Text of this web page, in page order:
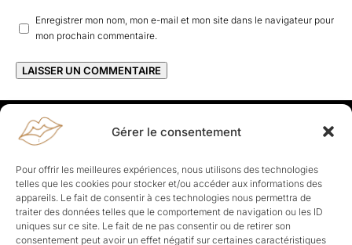
Gérer le consentement
Pour offrir les meilleures expériences, nous utilisons des technologies
telles que les cookies pour stocker et/ou accéder aux informations des
appareils. Le fait de consentir à ces technologies nous permettra de
traiter des données telles que le comportement de navigation ou les ID
uniques sur ce site. Le fait de ne pas consentir ou de retirer son
consentement peut avoir un effet négatif sur certaines caractéristiques
Enregistrer mon nom, mon e-mail et mon site dans le navigateur pour
mon prochain commentaire.
Rapporteuses
À propos de Rapporteuses :Rapporteuses, c’est l’histoire de
Parisiennes, bien dans leurs baskets qui aiment rapporter ce qui leur
cause, leur apporte et leur rapporte !
Les Topics
Société Politique Business Culture Sport